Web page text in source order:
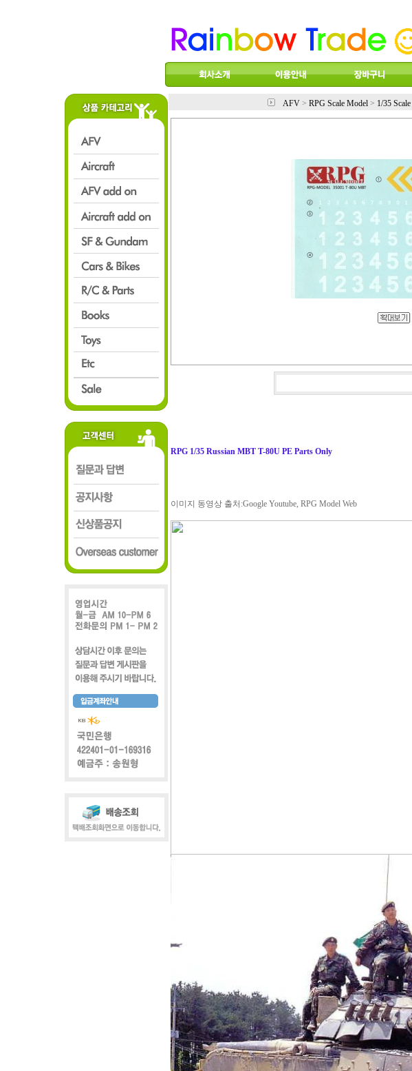
AFV > RPG Scale Model > 1/35 Scale
RPG 1/35 Russian MBT T-80U PE Parts Only
이미지 동영상 출처:Google Youtube, RPG Model Web